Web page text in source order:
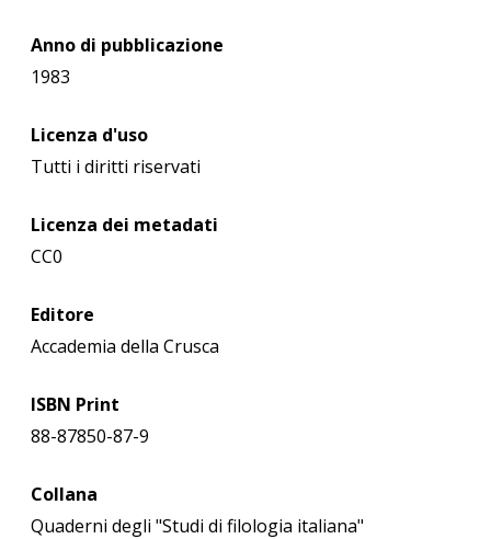
Anno di pubblicazione
1983
Licenza d'uso
Tutti i diritti riservati
Licenza dei metadati
CC0
Editore
Accademia della Crusca
ISBN Print
88-87850-87-9
Collana
Quaderni degli "Studi di filologia italiana"